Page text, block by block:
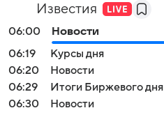
Известия
06:00
Новости
06:19
Курсы дня
06:20
Новости
06:29
Итоги Биржевого дня
06:30
Новости